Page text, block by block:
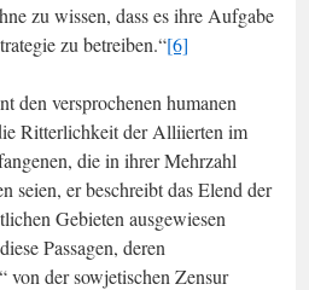
zu wissen, dass es ihre Aufgabe
zu betreiben.“[6]
den versprochenen humanen
Ritterlichkeit der Alliierten im
die in ihrer Mehrzahl
seien, er beschreibt das Elend der
Gebieten ausgewiesen
Passagen, deren
der sowjetischen Zensur